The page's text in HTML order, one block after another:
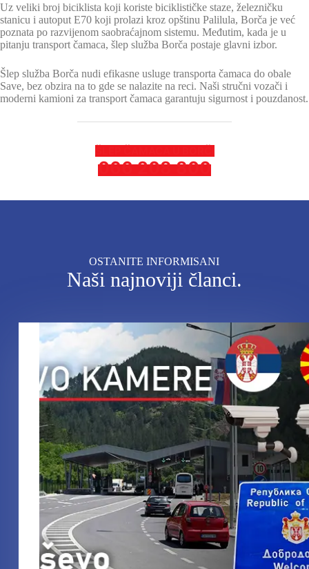
Uz veliki broj biciklista koji koriste biciklističke staze, železničku
stanicu i autoput E70 koji prolazi kroz opštinu Palilula, Borča je već
poznata po razvijenom saobraćajnom sistemu. Međutim, kada je u
pitanju transport čamaca, šlep služba Borča postaje glavni izbor.
Šlep služba Borča nudi efikasne usluge transporta čamaca do obale
Save, bez obzira na to gde se nalazite na reci. Naši stručni vozači i
moderni kamioni za transport čamaca garantuju sigurnost i pouzdanost.
066 208 800
OSTANITE INFORMISANI
Naši najnoviji članci.